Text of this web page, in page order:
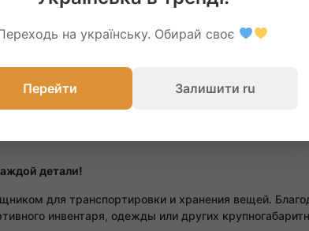
детали!
для транспортировки и хранения вещей.
инвентаря, одежды или других
на українську. Обирай своє
Перейти Залишити ru